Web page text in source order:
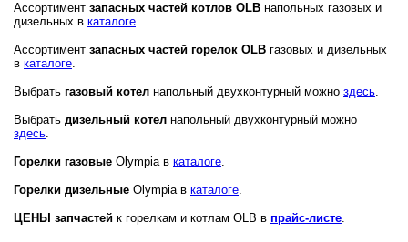
Ассортимент запасных частей котлов OLB напольных газовых и
дизельных в каталоге.
Ассортимент запасных частей горелок OLB газовых и дизельных
в каталоге.
Выбрать газовый котел напольный двухконтурный можно здесь.
Выбрать дизельный котел напольный двухконтурный можно
здесь.
Горелки газовые Olympia в каталоге.
Горелки дизельные Olympia в каталоге.
ЦЕНЫ запчастей к горелкам и котлам OLB в прайс-листе.